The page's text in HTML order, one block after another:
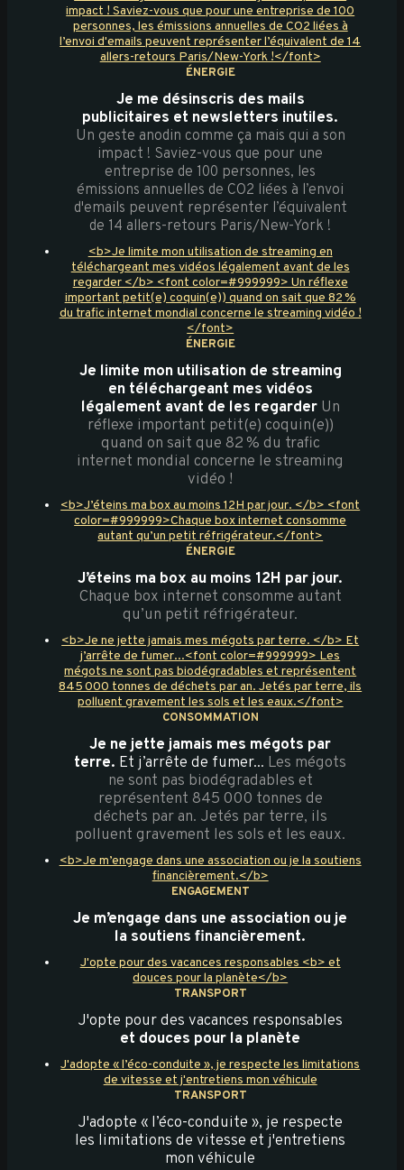
impact ! Saviez-vous que pour une entreprise de 100
personnes, les émissions annuelles de CO2 liées à
l’envoi d'emails peuvent représenter l’équivalent de 14
allers-retours Paris/New-York !</font>
ÉNERGIE
Je me désinscris des mails
publicitaires et newsletters inutiles.
Un geste anodin comme ça mais qui a son
impact ! Saviez-vous que pour une
entreprise de 100 personnes, les
émissions annuelles de CO2 liées à l’envoi
d'emails peuvent représenter l’équivalent
de 14 allers-retours Paris/New-York !
<b>Je limite mon utilisation de streaming en
téléchargeant mes vidéos légalement avant de les
regarder </b> <font color=#999999> Un réflexe
important petit(e) coquin(e)) quand on sait que 82 %
du trafic internet mondial concerne le streaming vidéo !
</font>
ÉNERGIE
Je limite mon utilisation de streaming
en téléchargeant mes vidéos
légalement avant de les regarder Un
réflexe important petit(e) coquin(e))
quand on sait que 82 % du trafic
internet mondial concerne le streaming
vidéo !
<b>J’éteins ma box au moins 12H par jour. </b> <font
color=#999999>Chaque box internet consomme
autant qu’un petit réfrigérateur.</font>
ÉNERGIE
J’éteins ma box au moins 12H par jour.
Chaque box internet consomme autant
qu’un petit réfrigérateur.
<b>Je ne jette jamais mes mégots par terre. </b> Et
j’arrête de fumer...<font color=#999999> Les
mégots ne sont pas biodégradables et représentent
845 000 tonnes de déchets par an. Jetés par terre, ils
polluent gravement les sols et les eaux.</font>
CONSOMMATION
Je ne jette jamais mes mégots par
terre. Et j’arrête de fumer... Les mégots
ne sont pas biodégradables et
représentent 845 000 tonnes de
déchets par an. Jetés par terre, ils
polluent gravement les sols et les eaux.
<b>Je m’engage dans une association ou je la soutiens
financièrement.</b>
ENGAGEMENT
Je m’engage dans une association ou je
la soutiens financièrement.
J'opte pour des vacances responsables <b> et
douces pour la planète</b>
TRANSPORT
J'opte pour des vacances responsables
et douces pour la planète
J'adopte « l’éco-conduite », je respecte les limitations
de vitesse et j'entretiens mon véhicule
TRANSPORT
J'adopte « l’éco-conduite », je respecte
les limitations de vitesse et j'entretiens
mon véhicule